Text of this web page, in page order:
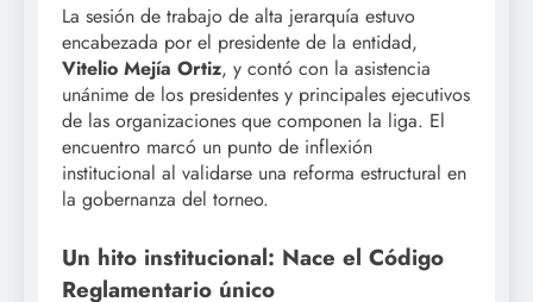
La sesión de trabajo de alta jerarquía estuvo
encabezada por el presidente de la entidad,
Vitelio Mejía Ortiz, y contó con la asistencia
unánime de los presidentes y principales ejecutivos
de las organizaciones que componen la liga. El
encuentro marcó un punto de inflexión
institucional al validarse una reforma estructural en
la gobernanza del torneo.
Un hito institucional: Nace el Código
Reglamentario único